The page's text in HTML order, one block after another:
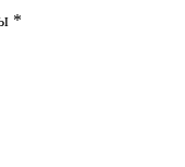
*